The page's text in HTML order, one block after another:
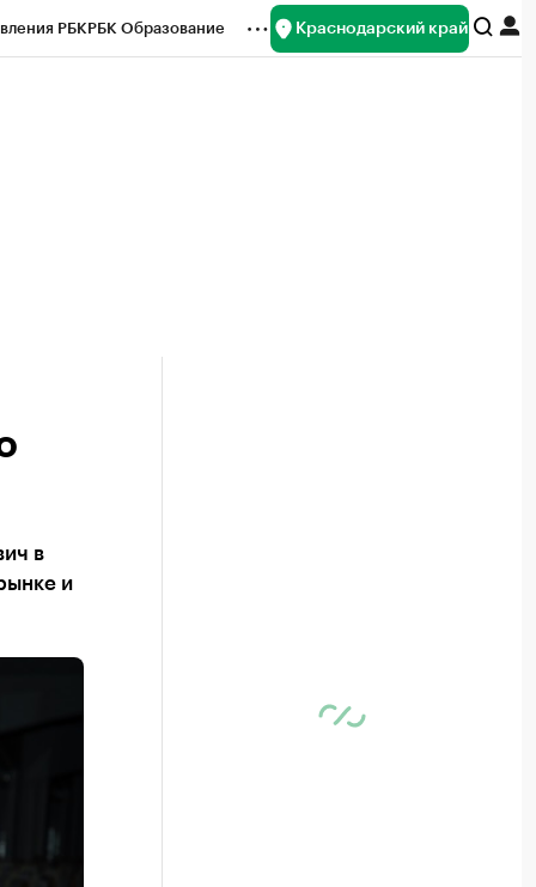
РБКРБК Образование Краснодарский край
в
и